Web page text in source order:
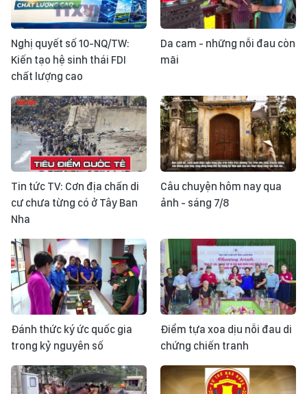
Nghị quyết số 10-NQ/TW:
Kiến tạo hệ sinh thái FDI
chất lượng cao
Da cam - những nỗi đau còn
mãi
Tin tức TV: Cơn địa chấn di
cư chưa từng có ở Tây Ban
Nha
Câu chuyện hôm nay qua
ảnh - sáng 7/8
Đánh thức ký ức quốc gia
trong kỷ nguyên số
Điểm tựa xoa dịu nỗi đau di
chứng chiến tranh